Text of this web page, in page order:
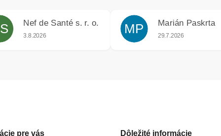
Nef de Santé s. r. o.
Hodnotenie obchodu je 5 z 5 hviezdičiek.
3.8.2026 MP Marián Paskrta
Hodnotenie obchodu
29.7.2026
pre vás Dôležité informácie